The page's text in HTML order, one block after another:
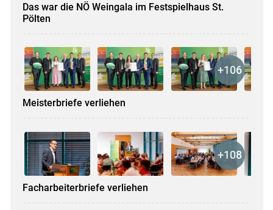
Das war die NÖ Weingala im Festspielhaus St.
Pölten
Meisterbriefe verliehen
Facharbeiterbriefe verliehen